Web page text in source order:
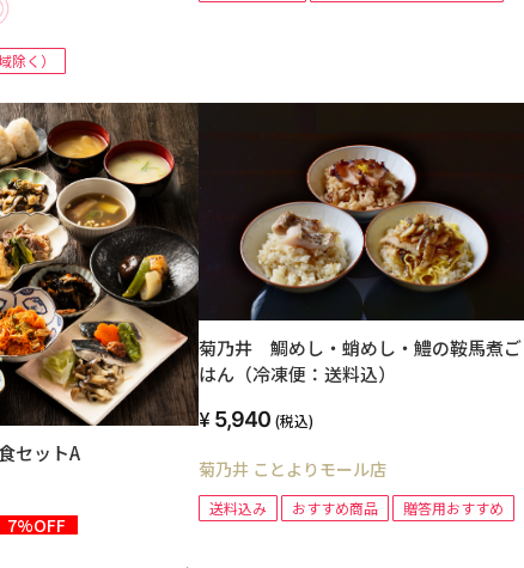
除く）
セットA
7%OFF
菊乃井 鯛めし・蛸めし・鱧の鞍馬煮ご
はん（冷凍便：送料込）
5,940 (税込)
菊乃井 ことよりモール店
送料込み おすすめ商品 贈答用おすすめ